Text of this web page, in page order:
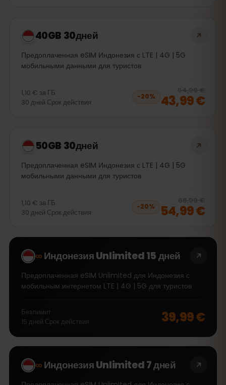
40GB 30дней
Предоплаченная eSIM Индонезия с LTE | 4G | 5G
мобильными данными для туристов
1,10 € за ГБ
30 дней Срок действия
−20%
54,99 €
43,99 €
50GB 30дней
Предоплаченная eSIM Индонезия с LTE | 4G | 5G
мобильными данными для туристов
1,10 € за ГБ
30 дней Срок действия
−20%
68,99 €
54,99 €
∞Индонезия Unlimited 15 дней
Предоплаченная eSIM Unlimited для Индонезия с
мобильным интернетом LTE | 4G | 5G для туристов
Безлимит
15 дней Срок действия 39,99 €
∞Индонезия Unlimited 7 дней